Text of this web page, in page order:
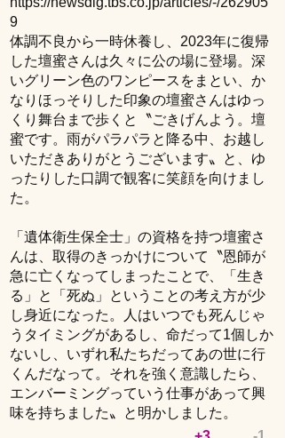
9
体調不良から一時休養し、2023年に復帰
した壇蜜さんは久々に公の場に登場。深
いグリーン色のワンピースをまとい、か
なりほっそりした印象の壇蜜さんはゆっ
くり舞台まで歩くと〝ごきげんよう。壇
蜜です。雨がパラパラと降る中、お越し
いただきありがとうございます〟と、ゆ
ったりした口調で観客に笑顔を向けまし
た。
「遺体衛生保全士」の資格を持つ壇蜜さ
んは、取得のきっかけについて〝恩師が
急に亡くなってしまったことで、「生き
る」と「死ぬ」ということの考え方が少
し身近になった。人はいつでも死んじゃ
うタイミングがあるし、命だって1個しか
ないし、いずれ私たちだってあの世に行
くんだなって。それを強く意識したら、
エンバーミングっていう仕事があって興
味を持ちました〟と明かしました。
+3